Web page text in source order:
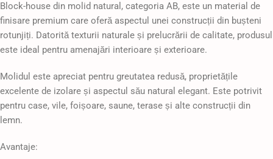
Block-house din molid natural, categoria AB, este un material de
finisare premium care oferă aspectul unei construcții din bușteni
rotunjiți. Datorită texturii naturale și prelucrării de calitate, produsul
este ideal pentru amenajări interioare și exterioare.
Molidul este apreciat pentru greutatea redusă, proprietățile
excelente de izolare și aspectul său natural elegant. Este potrivit
pentru case, vile, foișoare, saune, terase și alte construcții din
lemn.
Avantaje: